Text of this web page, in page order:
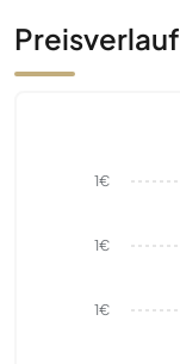
Preisverlauf
1€
1€
1€